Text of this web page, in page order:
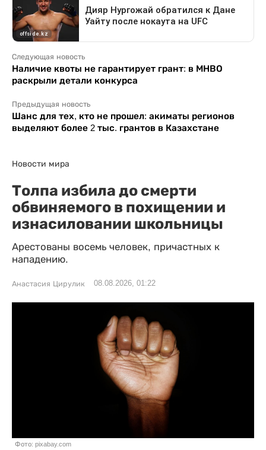
Следующая новость
Наличие квоты не гарантирует грант: в МНВО
раскрыли детали конкурса
Предыдущая новость
Шанс для тех, кто не прошел: акиматы регионов
выделяют более 2 тыс. грантов в Казахстане
Новости мира
Толпа избила до смерти
обвиняемого в похищении и
изнасиловании школьницы
Арестованы восемь человек, причастных к
нападению.
Анастасия Цирулик 08.08.2026, 01:22
Фото: pixabay.com